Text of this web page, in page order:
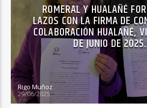
ROMERAL Y HUALAÑÉ
LAZOS CON LA FIRMA DE
COLABORACIÓN HUALAÑÉ,
DE JUNIO DE 2025.
Rigo Muñoz
29/06/2025